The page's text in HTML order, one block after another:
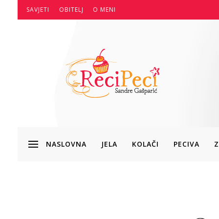
SAVJETI OBITELJ O MENI
NASLOVNA JELA KOLAČI PECIVA